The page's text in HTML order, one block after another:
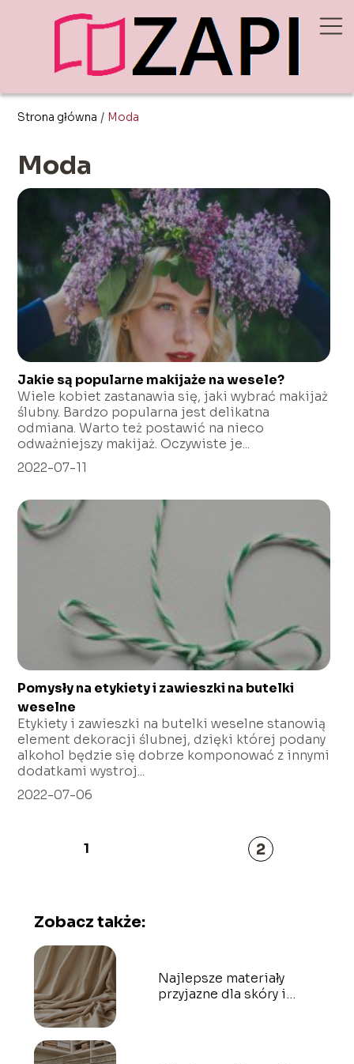
Strona główna / Moda
Moda
Jakie są popularne makijaże na wesele?
Wiele kobiet zastanawia się, jaki wybrać makijaż
ślubny. Bardzo popularna jest delikatna
odmiana. Warto też postawić na nieco
odważniejszy makijaż. Oczywiste je...
2022-07-11
Pomysły na etykiety i zawieszki na butelki
weselne
Etykiety i zawieszki na butelki weselne stanowią
element dekoracji ślubnej, dzięki której podany
alkohol będzie się dobrze komponować z innymi
dodatkami wystroj...
2022-07-06
1 2
Zobacz także:
Najlepsze materiały
przyjazne dla skóry i